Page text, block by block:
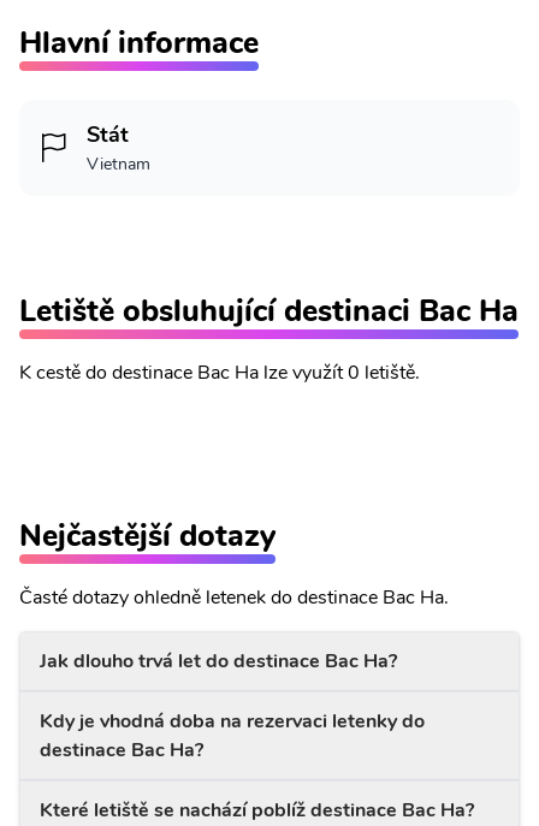
Hlavní informace
Stát
Vietnam
Letiště obsluhující destinaci Bac Ha
K cestě do destinace Bac Ha lze využít 0 letiště.
Nejčastější dotazy
Časté dotazy ohledně letenek do destinace Bac Ha.
Jak dlouho trvá let do destinace Bac Ha?
Kdy je vhodná doba na rezervaci letenky do
destinace Bac Ha?
Které letiště se nachází poblíž destinace Bac Ha?